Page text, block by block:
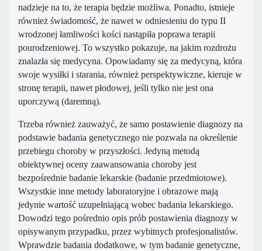
nadzieje na to, że terapia będzie możliwa. Ponadto, istnieje
również świadomość, że nawet w odniesieniu do typu II
wrodzonej łamliwości kości nastąpiła poprawa terapii
pourodzeniowej. To wszystko pokazuje, na jakim rozdrożu
znalazła się medycyna. Opowiadamy się za medycyną, która
swoje wysiłki i starania, również perspektywiczne, kieruje w
stronę terapii, nawet płodowej, jeśli tylko nie jest ona
uporczywą (daremną).
Trzeba również zauważyć, że samo postawienie diagnozy na
podstawie badania genetycznego nie pozwala na określenie
przebiegu choroby w przyszłości. Jedyną metodą
obiektywnej oceny zaawansowania choroby jest
bezpośrednie badanie lekarskie (badanie przedmiotowe).
Wszystkie inne metody laboratoryjne i obrazowe mają
jedynie wartość uzupełniającą wobec badania lekarskiego.
Dowodzi tego pośrednio opis prób postawienia diagnozy w
opisywanym przypadku, przez wybitnych profesjonalistów.
Wprawdzie badania dodatkowe, w tym badanie genetyczne,